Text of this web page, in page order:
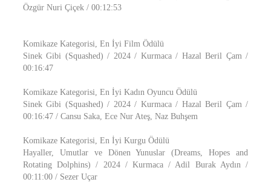
Özgür Nuri Çiçek / 00:12:53
Komikaze Kategorisi, En İyi Film Ödülü
Sinek Gibi (Squashed) / 2024 / Kurmaca / Hazal Beril Çam /
00:16:47
Komikaze Kategorisi, En İyi Kadın Oyuncu Ödülü
Sinek Gibi (Squashed) / 2024 / Kurmaca / Hazal Beril Çam /
00:16:47 / Cansu Saka, Ece Nur Ateş, Naz Buhşem
Komikaze Kategorisi, En İyi Kurgu Ödülü
Hayaller, Umutlar ve Dönen Yunuslar (Dreams, Hopes and
Rotating Dolphins) / 2024 / Kurmaca / Adil Burak Aydın /
00:11:00 / Sezer Uçar